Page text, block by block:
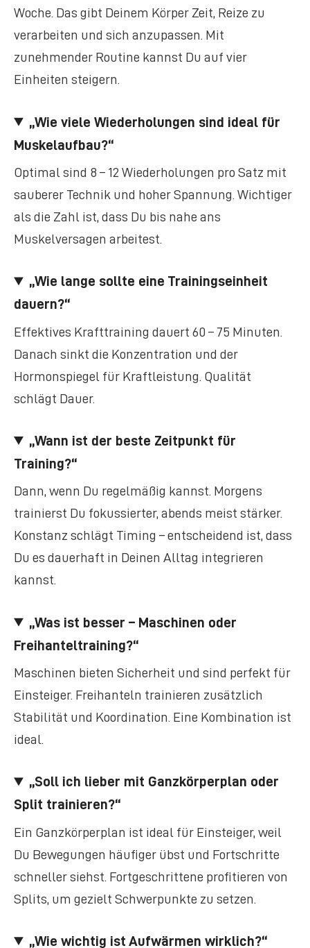
Woche. Das gibt Deinem Körper Zeit, Reize zu
verarbeiten und sich anzupassen. Mit
zunehmender Routine kannst Du auf vier
Einheiten steigern.
„Wie viele Wiederholungen sind ideal für
Muskelaufbau?“
Optimal sind 8 – 12 Wiederholungen pro Satz mit
sauberer Technik und hoher Spannung. Wichtiger
als die Zahl ist, dass Du bis nahe ans
Muskelversagen arbeitest.
„Wie lange sollte eine Trainingseinheit
dauern?“
Effektives Krafttraining dauert 60 – 75 Minuten.
Danach sinkt die Konzentration und der
Hormonspiegel für Kraftleistung. Qualität
schlägt Dauer.
„Wann ist der beste Zeitpunkt für
Training?“
Dann, wenn Du regelmäßig kannst. Morgens
trainierst Du fokussierter, abends meist stärker.
Konstanz schlägt Timing – entscheidend ist, dass
Du es dauerhaft in Deinen Alltag integrieren
kannst.
„Was ist besser – Maschinen oder
Freihanteltraining?“
Maschinen bieten Sicherheit und sind perfekt für
Einsteiger. Freihanteln trainieren zusätzlich
Stabilität und Koordination. Eine Kombination ist
ideal.
„Soll ich lieber mit Ganzkörperplan oder
Split trainieren?“
Ein Ganzkörperplan ist ideal für Einsteiger, weil
Du Bewegungen häufiger übst und Fortschritte
schneller siehst. Fortgeschrittene profitieren von
Splits, um gezielt Schwerpunkte zu setzen.
„Wie wichtig ist Aufwärmen wirklich?“